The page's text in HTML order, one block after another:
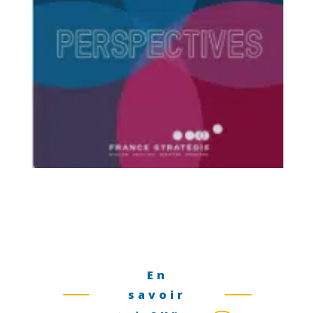
En
savoir